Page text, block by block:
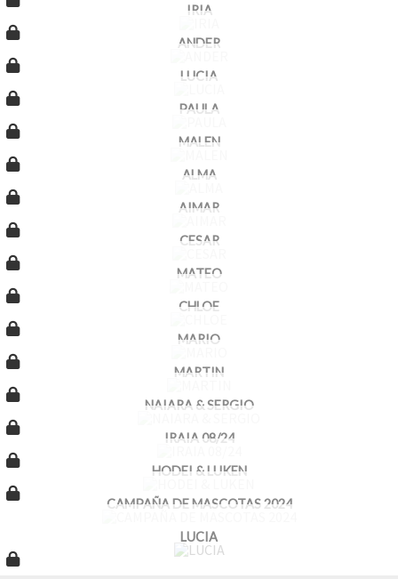
IRIA
ANDER
LUCIA
PAULA
MALEN
ALMA
AIMAR
CESAR
MATEO
CHLOE
MARIO
MARTIN
NAIARA & SERGIO
IRAIA 08/24
HODEI & LUKEN
CAMPAÑA DE MASCOTAS 2024
LUCIA